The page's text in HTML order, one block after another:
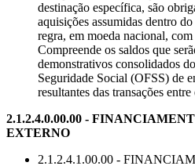
destinação específica, são
aquisições assumidas dentro
regra, em moeda nacional,
Compreende os saldos que
demonstrativos consolidados
Seguridade Social (OFSS) de
resultantes das transações
2.1.2.4.0.00.00 -
EXTERNO
2.1.2.4.1.00.00 -